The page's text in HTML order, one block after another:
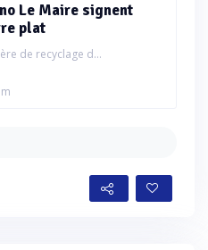
Le Maire signent
plat
de recyclage d...